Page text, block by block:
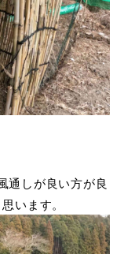
通しが良い方が良
います。